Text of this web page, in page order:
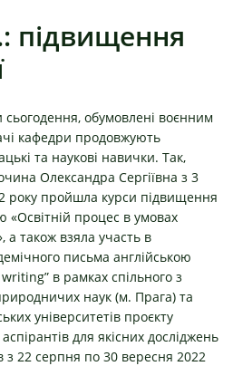
підвищення
обумовлені воєнним
кафедри продовжують
та наукові навички. Так,
Олександра Сергіївна з 3
року пройшла курси підвищення
«Освітній процес в умовах
а також взяла участь в
письма англійською
в рамках спільного з
наук (м. Прага) та
університетів проєкту
для якісних досліджень
з 22 серпня по 30 вересня 2022